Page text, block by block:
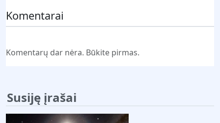
Komentarai
Komentarų dar nėra. Būkite pirmas.
Susiję įrašai